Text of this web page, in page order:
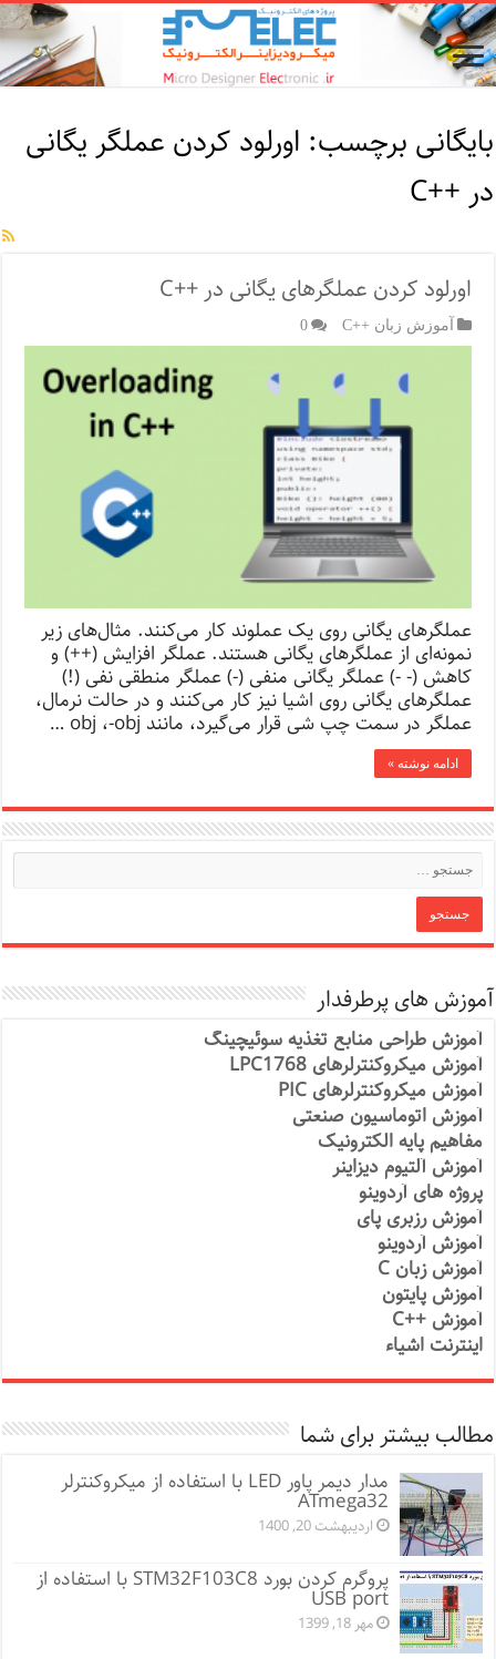
بایگانی برچسب: اورلود کردن عملگر یگانی
در ++C
اورلود کردن عملگرهای یگانی در ++C
آموزش زبان ++C 0
عملگرهای یگانی روی یک عملوند کار می‌کنند. مثال‌های زیر
نمونه‌ای از عملگرهای یگانی هستند. عملگر افزایش (++) و
کاهش (- -) عملگر یگانی منفی (-) عملگر منطقی نفی (!)
عملگرهای یگانی روی اشیا نیز کار می‌کنند و در حالت نرمال،
عملگر در سمت چپ شی قرار می‌گیرد، مانند obj ،-obj …
ادامه نوشته »
آموزش های پرطرفدار
آموزش طراحی منابع تغذیه سوئیچینگ
آموزش میکروکنترلرهای LPC1768
آموزش میکروکنترلرهای PIC
آموزش اتوماسیون صنعتی
مفاهیم پایه الکترونیک
آموزش آلتیوم دیزاینر
پروژه های آردوینو
آموزش رزبری پای
آموزش آردوینو
آموزش زبان C
آموزش پایتون
آموزش ++C
اینترنت اشیاء
مطالب بیشتر برای شما
مدار دیمر پاور LED با استفاده از میکروکنترلر
ATmega32
اردیبهشت 20, 1400
پروگرم کردن بورد STM32F103C8 با استفاده از
USB port
مهر 18, 1399